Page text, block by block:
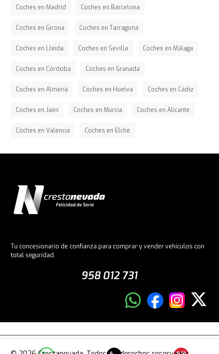
Coches en Madrid Coches en Barcelona
Coches en Girona Coches en Tarragona
Coches en Lleida Coches en Sevilla Coches en Málaga
Coches en Córdoba Coches en Granada
Coches en Almería Coches en Huelva Coches en Cádiz
Coches en Jaén Coches en Murcia Coches en Alicante
Coches en Valencia Coches en Elche
Tu concesionario de confianza para comprar y vender vehículos con
total seguridad.
958 012 731